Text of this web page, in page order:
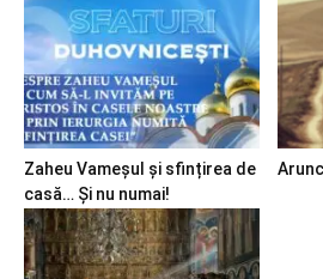
Zaheu Vameșul și sfințirea de
casă… Și nu numai!